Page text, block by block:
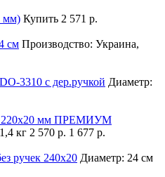
мм) Купить 2 571 р.
см Производство: Украина,
3310 с дер.ручкой Диаметр:
220х20 мм ПРЕМИУМ
кг 2 570 р. 1 677 р.
ручек 240х20 Диаметр: 24 см